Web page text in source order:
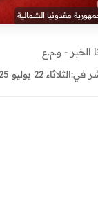
مقدونيا الشمالية
الخبر - و.م.ع
في:الثلاثاء 22 يوليو 2025 - 00:20